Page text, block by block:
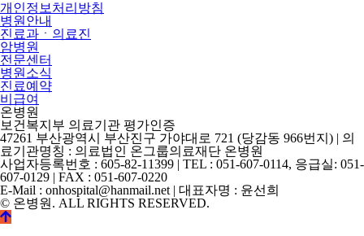
개인정보처리방침
병원안내
진료과ㆍ의료진
암병원
전문센터
병원소식
진료예약
비급여
온병원
보건복지부 의료기관 평가인증
47261 부산광역시 부산진구 가야대로 721 (당감동 966번지) | 의
료기관명칭 : 의료법인 온그룹의료재단 온병원
사업자등록번호 : 605-82-11399 | TEL : 051-607-0114, 응급실: 051-
607-0129 | FAX : 051-607-0220
E-Mail : onhospital@hanmail.net | 대표자명 : 윤선희
© 온병원. ALL RIGHTS RESERVED.
©
k2s0o2d0e0s1i0g1n.